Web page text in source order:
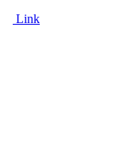
Link